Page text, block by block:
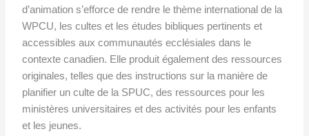
d’animation s’efforce de rendre le thème international de la
WPCU, les cultes et les études bibliques pertinents et
accessibles aux communautés ecclésiales dans le
contexte canadien. Elle produit également des ressources
originales, telles que des instructions sur la manière de
planifier un culte de la SPUC, des ressources pour les
ministères universitaires et des activités pour les enfants
et les jeunes.